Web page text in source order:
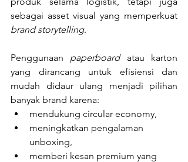
brand storytelling.
Penggunaan paperboard atau karton
yang dirancang untuk efisiensi dan
mudah didaur ulang menjadi pilihan
banyak brand karena:
mendukung circular economy,
meningkatkan pengalaman
unboxing,
memberi kesan premium yang